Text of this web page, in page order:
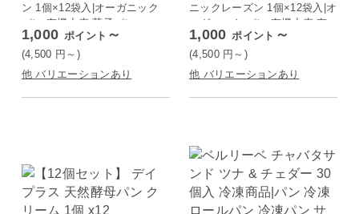
ン 1個×12袋入|オーガニック
パン 有機小麦 菓子パン
1,000 ポイント ～
(4,500 円 ～)
他 バリエーションあり
ニックレーズン 1個×12袋入|オ
ーガニック パン 有機小麦 有
機レーズン 菓子パン
1,000 ポイント ～
(4,500 円 ～)
他 バリエーションあり